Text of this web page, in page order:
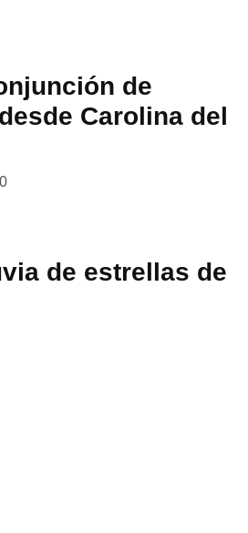
de
Carolina del
de estrellas de